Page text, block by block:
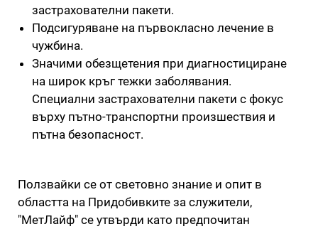
застрахователни пакети.
Подсигуряване на първокласно лечение в
чужбина.
Значими обезщетения при диагностициране
на широк кръг тежки заболявания.
Специални застрахователни пакети с фокус
върху пътно-транспортни произшествия и
пътна безопасност.
Ползвайки се от световно знание и опит в
областта на Придобивките за служители,
"МетЛайф" се утвърди като предпочитан